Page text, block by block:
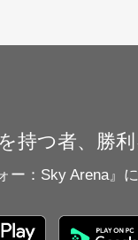
持つ者、勝
ー：Sky Arena』